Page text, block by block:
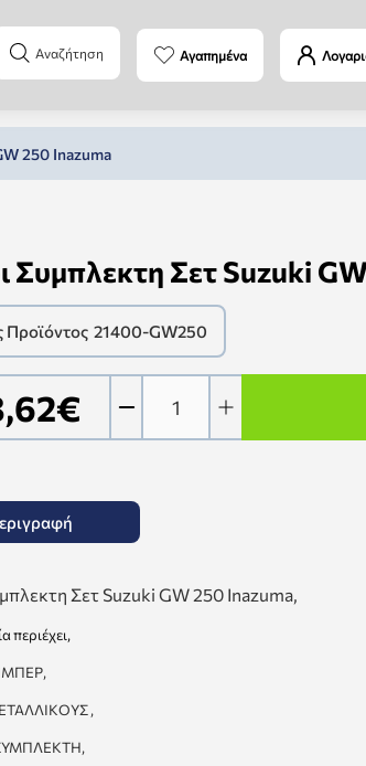
Αναζήτηση Αγαπημένα
250 Inazuma
Συμπλεκτη Σετ Suzuki
Προϊόντος 21400-GW250
Σετ Suzuki GW 250 Inazuma,
περιέχει,
,
,